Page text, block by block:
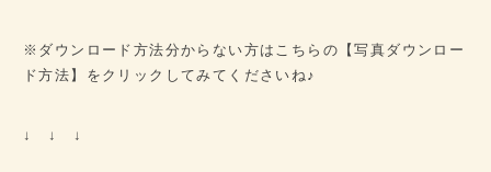
※ダウンロード方法分からない方はこちらの【写真ダウンロー
ド方法】をクリックしてみてくださいね♪
↓ ↓ ↓